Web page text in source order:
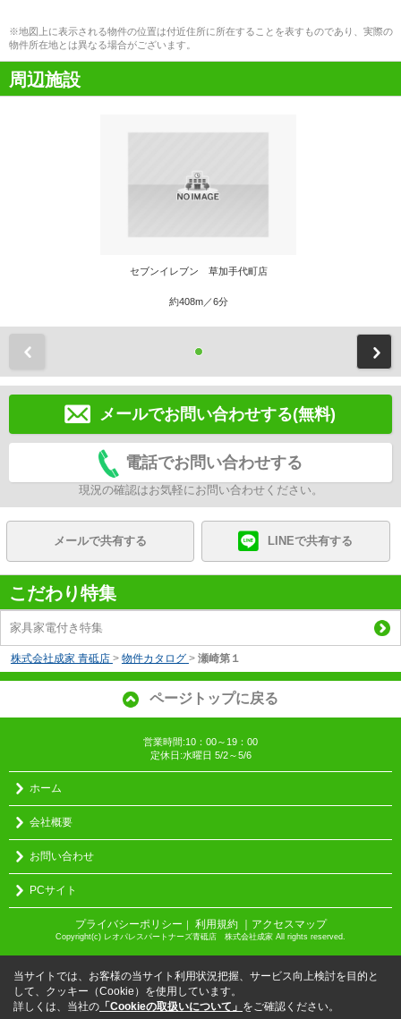
※地図上に表示される物件の位置は付近住所に所在することを表すものであり、実際の
物件所在地とは異なる場合がございます。
周辺施設
セブンイレブン 草加手代町店
約408m／6分
メールでお問い合わせする(無料)
電話でお問い合わせする
現況の確認はお気軽にお問い合わせください。
メールで共有する LINEで共有する
こだわり特集
家具家電付き特集
株式会社成家 青砥店 > 物件カタログ > 瀬崎第１
ページトップに戻る
営業時間:10：00～19：00
定休日:水曜日 5/2～5/6
ホーム
会社概要
お問い合わせ
PCサイト
プライバシーポリシー 利用規約 ｜アクセスマップ
Copyright(c) レオパレスパートナーズ青砥店 株式会社成家 All rights reserved.
当サイトでは、お客様の当サイト利用状況把握、サービス向上検討を目的と
して、クッキー（Cookie）を使用しています。
詳しくは、当社の 「Cookieの取扱いについて」 をご確認ください。